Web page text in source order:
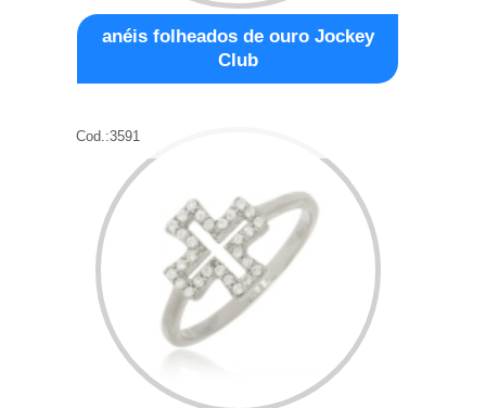
anéis folheados de ouro Jockey
Club
Cod.:3591